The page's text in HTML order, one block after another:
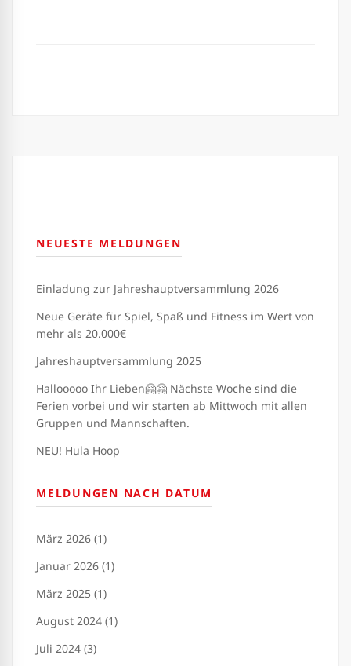
NEUESTE MELDUNGEN
Einladung zur Jahreshauptversammlung 2026
Neue Geräte für Spiel, Spaß und Fitness im Wert von
mehr als 20.000€
Jahreshauptversammlung 2025
Hallooooo Ihr Lieben🤗🤗 Nächste Woche sind die
Ferien vorbei und wir starten ab Mittwoch mit allen
Gruppen und Mannschaften.
NEU! Hula Hoop
MELDUNGEN NACH DATUM
März 2026 (1)
Januar 2026 (1)
März 2025 (1)
August 2024 (1)
Juli 2024 (3)